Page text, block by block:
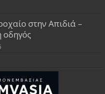
στην Απιδιά –